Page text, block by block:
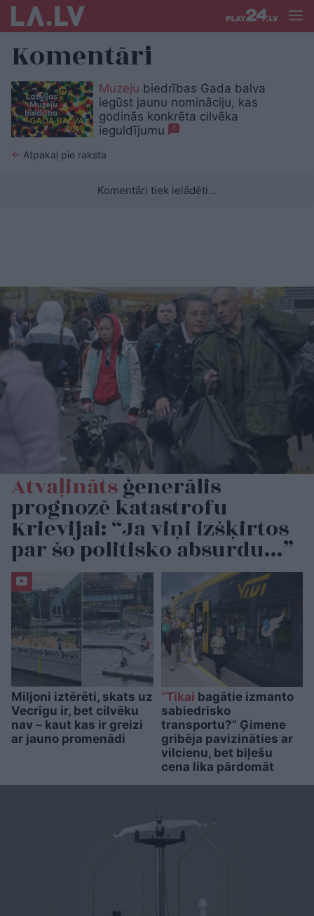
Komentāri
Muzeju biedrības Gada balva
iegūst jaunu nomināciju, kas
godinās konkrēta cilvēka
ieguldījumu
1
← Atpakaļ pie raksta
Komentāri tiek ielādēti...
Atvaļinātsģenerālis
prognozē katastrofu
Krievijai: “Ja viņi izšķirtos
par šo politisko absurdu…”
Miljoni iztērēti, skats uz
Vecrīgu ir, bet cilvēku
nav – kaut kas ir greizi
ar jauno promenādi
“Tikai bagātie izmanto
sabiedrisko
transportu?” Ģimene
gribēja pavizināties ar
vilcienu, bet biļešu
cena lika pārdomāt